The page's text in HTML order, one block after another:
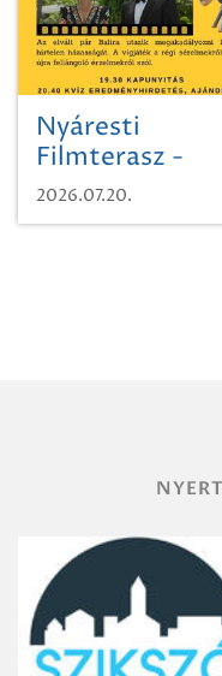
Nyáresti
Filmterasz -
Beugró a
Paradicsomba
2026.07.20.